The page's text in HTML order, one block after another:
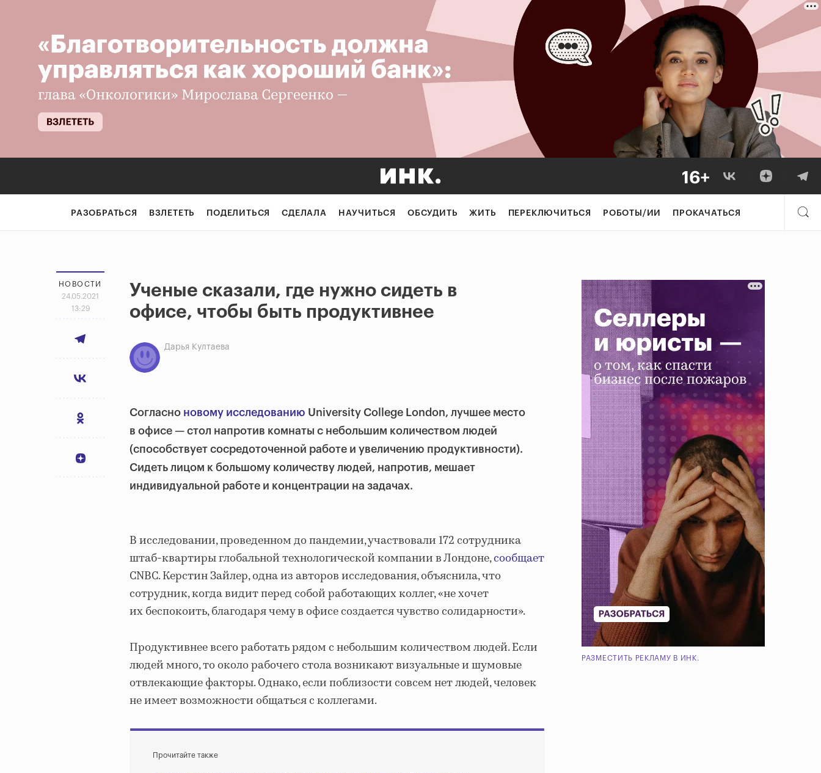
РАЗОБРАТЬСЯ ВЗЛЕТЕТЬ ПОДЕЛИТЬСЯ СДЕЛАЛА НАУЧИТЬСЯ ОБСУДИТЬ ЖИТЬ ПЕРЕКЛЮЧИТЬСЯ РОБОТЫ/ИИ ПРОКАЧАТЬСЯ
НОВОСТИ
24.05.2021
13:29
Ученые сказали, где нужно сидеть в
офисе, чтобы быть продуктивнее
Дарья Култаева
Согласно новому исследованию University College London, лучшее место
в офисе — стол напротив комнаты с небольшим количеством людей
(способствует сосредоточенной работе и увеличению продуктивности).
Сидеть лицом к большому количеству людей, напротив, мешает
индивидуальной работе и концентрации на задачах.
В исследовании, проведенном до пандемии, участвовали 172 сотрудника
штаб-квартиры глобальной технологической компании в Лондоне,сообщает
CNBC. Керстин Зайлер, одна из авторов исследования, объяснила, что
сотрудник, когда видит перед собой работающих коллег, «не хочет
их беспокоить, благодаря чему в офисе создается чувство солидарности».
Продуктивнее всего работать рядом с небольшим количеством людей. Если
людей много, то около рабочего стола возникают визуальные и шумовые
отвлекающие факторы. Однако, если поблизости совсем нет людей, человек
не имеет возможности общаться с коллегами.
Прочитайте также
РАЗМЕСТИТЬ РЕКЛАМУ В ИНК.